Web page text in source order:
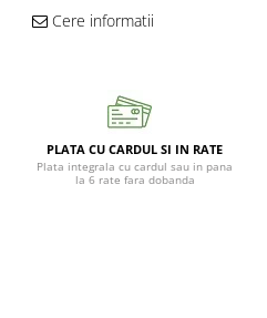
Cere informatii
PLATA CU CARDUL SI IN RATE
Plata integrala cu cardul sau in pana
la 6 rate fara dobanda